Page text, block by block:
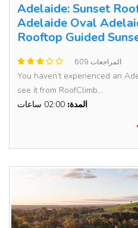
Adelaide: Sunset
Adelaide Oval
Rooftop Guided
609 المراجعات
You haven’t experienced an
see it from RoofClimb...
المدة: